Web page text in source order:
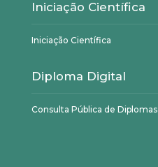
Iniciação Científica
Iniciação Científica
Diploma Digital
Consulta Pública de Diplomas